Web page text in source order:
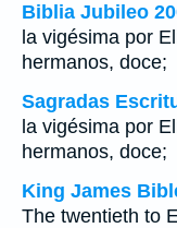
Biblia Jubileo
la vigésima por
hermanos, doce;
Sagradas
la vigésima por
hermanos, doce;
King James
The twentieth to